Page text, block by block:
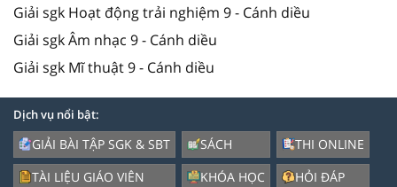
Giải sgk Hoạt động trải nghiệm 9 - Cánh diều
Giải sgk Âm nhạc 9 - Cánh diều
Giải sgk Mĩ thuật 9 - Cánh diều
Dịch vụ nổi bật:
GIẢI BÀI TẬP SGK & SBT
TÀI LIỆU GIÁO VIÊN
SÁCH
KHÓA HỌC
THI ONLINE
HỎI ĐÁP